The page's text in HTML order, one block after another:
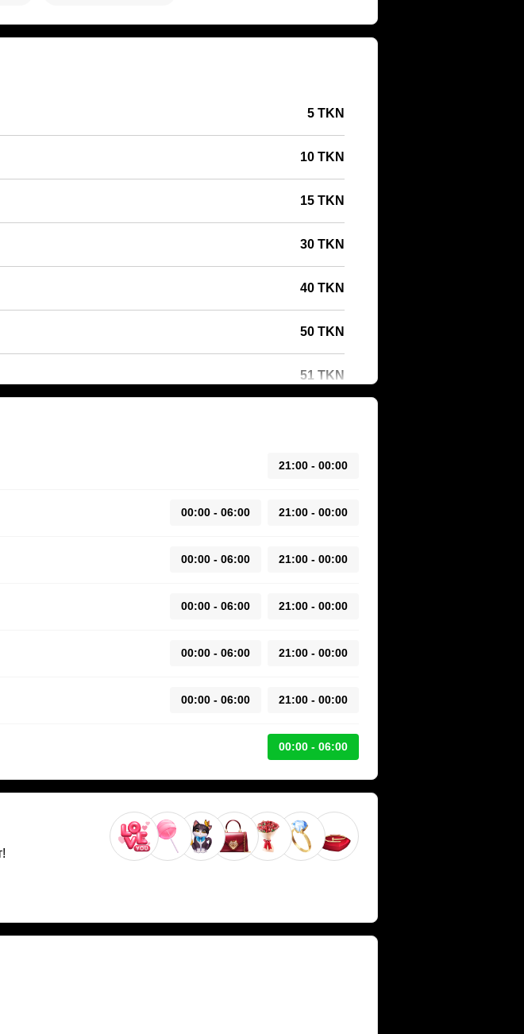
5 TKN
10 TKN
15 TKN
30 TKN
40 TKN
50 TKN
51 TKN
21:00 - 00:00
00:00 - 06:00 21:00 - 00:00
00:00 - 06:00 21:00 - 00:00
00:00 - 06:00 21:00 - 00:00
00:00 - 06:00 21:00 - 00:00
00:00 - 06:00 21:00 - 00:00
00:00 - 06:00